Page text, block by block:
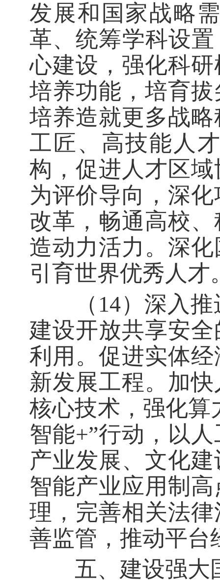
发展和国家战略
革、统筹学科设
心建设，强化科
培养功能，培育
培养造就更多战
工匠、高技能人
构，促进人才区
为评价导向，深
改革，畅通高校
造动力活力。深
引育世界优秀人才
（14）深入推
建设开放共享安
利用。促进实体
新发展工程。加
核心技术，强化算
智能+”行动，以
产业发展、文化
智能产业应用制
理，完善相关法
善监管，推动平台
五、建设强大